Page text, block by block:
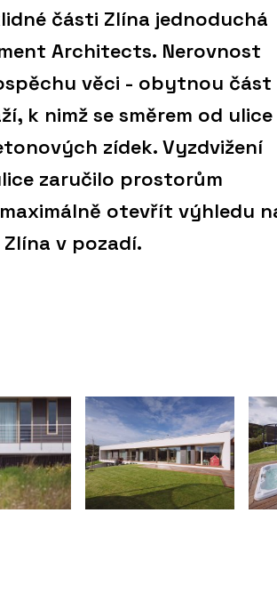
části Zlína jednoduchá
Architects. Nerovnost
věci - obytnou část
k nimž se směrem od ulice
zídek. Vyzdvižení
zaručilo prostorům
otevřít výhledu
v pozadí.